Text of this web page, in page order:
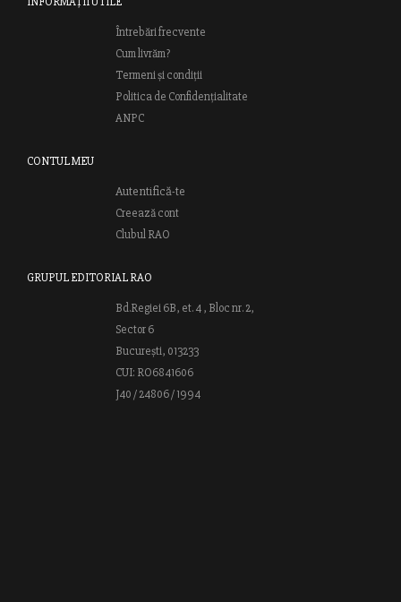
Întrebări frecvente
Cum livrăm?
Termeni și condiții
Politica de Confidențialitate
ANPC
CONTUL MEU
Autentifică-te
Creează cont
Clubul RAO
GRUPUL EDITORIAL RAO
Bd.Regiei 6B, et. 4 , Bloc nr. 2,
Sector 6
București, 013233
CUI: RO6841606
J40 / 24806 / 1994